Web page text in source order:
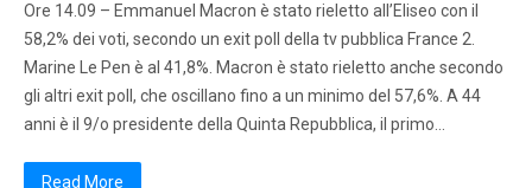
Ore 14.09 – Emmanuel Macron è stato rieletto all’Eliseo con il
58,2% dei voti, secondo un exit poll della tv pubblica France 2.
Marine Le Pen è al 41,8%. Macron è stato rieletto anche secondo
gli altri exit poll, che oscillano fino a un minimo del 57,6%. A 44
anni è il 9/o presidente della Quinta Repubblica, il primo…
Read More